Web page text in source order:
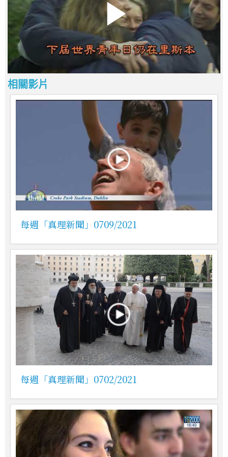
相關影片
每週「真理新聞」0709/2021
每週「真理新聞」0702/2021